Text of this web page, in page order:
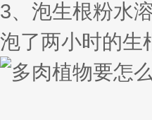
3、泡生根粉水
泡了两小时的生